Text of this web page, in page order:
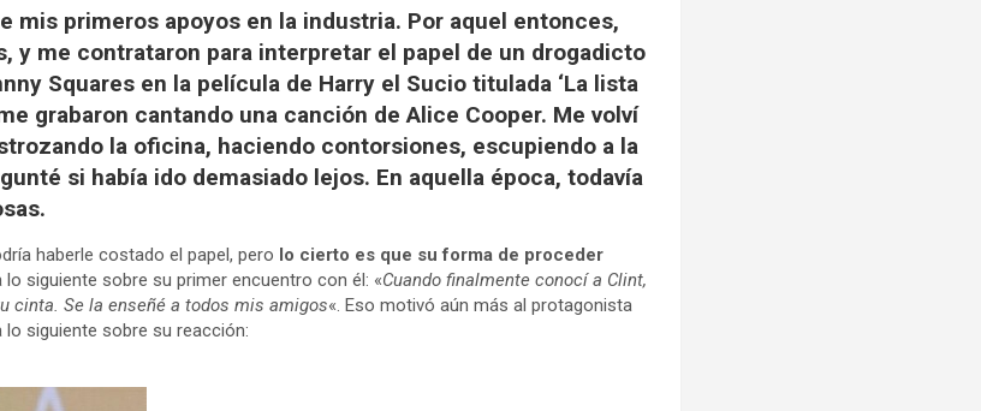
mis primeros apoyos en la industria. Por aquel entonces,
y me contrataron para interpretar el papel de un drogadicto
Squares en la película de Harry el Sucio titulada ‘La lista
grabaron cantando una canción de Alice Cooper. Me volví
la oficina, haciendo contorsiones, escupiendo a la
si había ido demasiado lejos. En aquella época, todavía
haberle costado el papel, pero lo cierto es que su forma de proceder
lo siguiente sobre su primer encuentro con él: «Cuando finalmente conocí a Clint,
cinta. Se la enseñé a todos mis amigos«. Eso motivó aún más al protagonista
lo siguiente sobre su reacción: